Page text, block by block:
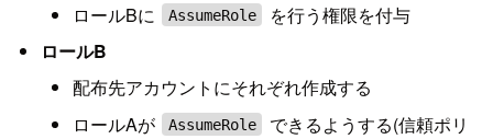
ロールBに
AssumeRole
を行う権限を付与
ロールB
配布先アカウントにそれぞれ作成する
ロールAが
AssumeRole
できるようする(信頼ポリ